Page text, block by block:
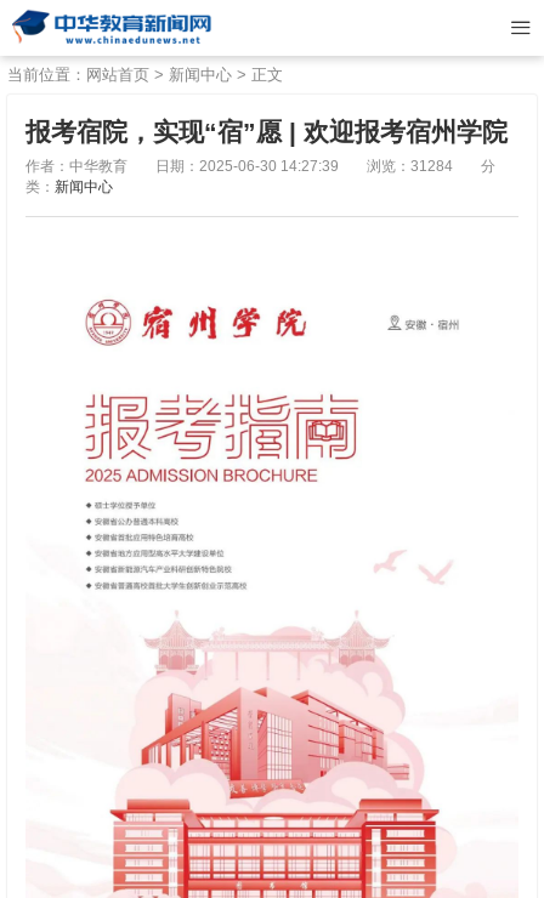
当前位置： 网站首页 > 新闻中心 > 正文
报考宿院，实现“宿”愿 | 欢迎报考宿州学院
作者：中华教育 日期：2025-06-30 14:27:39 浏览：31284
分
类： 新闻中心